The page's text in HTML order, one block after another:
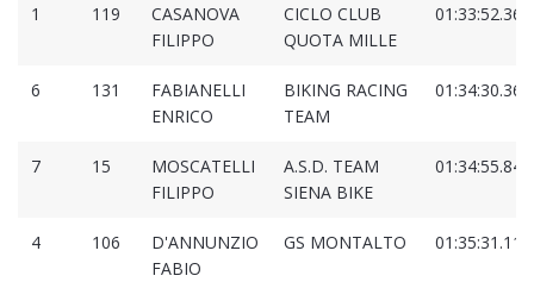
1 119
CASANOVA
FILIPPO
CICLO CLUB
QUOTA MILLE
01:33:52.364
6 131
FABIANELLI
ENRICO
BIKING RACING
TEAM
01:34:30.366
7 15
MOSCATELLI
FILIPPO
A.S.D. TEAM
SIENA BIKE
01:34:55.840
4 106
D'ANNUNZIO
FABIO
GS MONTALTO 01:35:31.112